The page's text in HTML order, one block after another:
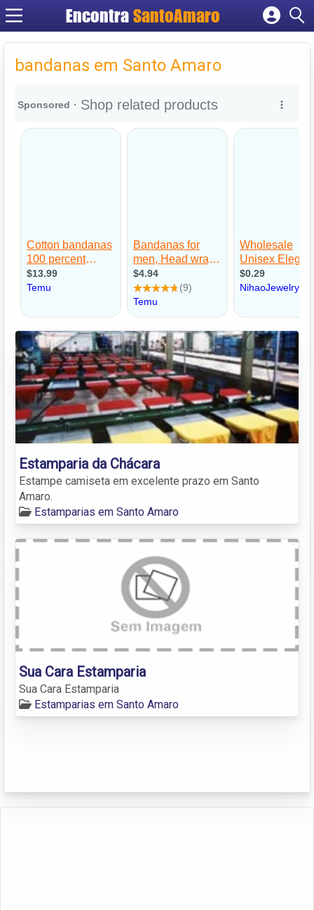
Encontra SantoAmaro
Cadastrar empresa
Criar conta
bandanas em Santo Amaro
Estamparia da Chácara
Estampe camiseta em excelente prazo em Santo
Amaro.
Estamparias em Santo Amaro
Sua Cara Estamparia
Sua Cara Estamparia
Estamparias em Santo Amaro